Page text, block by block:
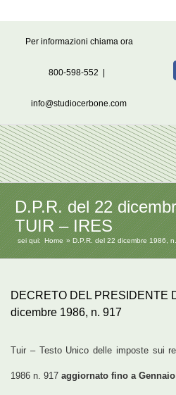
Per informazioni chiama ora
800-598-552
info@studiocerbone.com
D.P.R. del 22
TUIR – IRES
sei qui: Home D.P.R. del 22 dicembre 1986,
DECRETO DEL PRESIDENTE
dicembre 1986, n. 917
Tuir – Testo Unico delle imposte sui
1986 n. 917 aggiornato fino a